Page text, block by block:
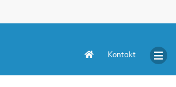
Kontakt